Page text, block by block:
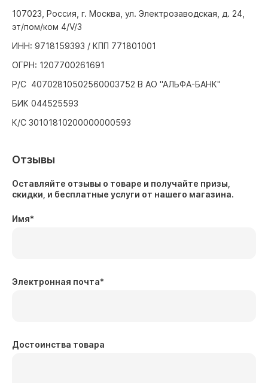
107023, Россия, г. Москва, ул. Электрозаводская, д. 24,
эт/пом/ком 4/V/3
ИНН: 9718159393 / КПП 771801001
ОГРН: 1207700261691
Р/С 40702810502560003752 В АО "АЛЬФА-БАНК"
БИК 044525593
К/С 30101810200000000593
Отзывы
Оставляйте отзывы о товаре и получайте призы,
скидки, и бесплатные услуги от нашего магазина.
Имя*
Электронная почта*
Достоинства товара